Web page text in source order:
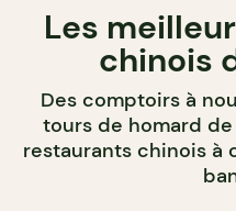
Les
chinois
Des comptoirs à
tours de homard
restaurants chinois à